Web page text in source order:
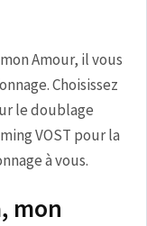
Amour, il vous
Choisissez
le doublage
VOST pour la
à vous.
mon